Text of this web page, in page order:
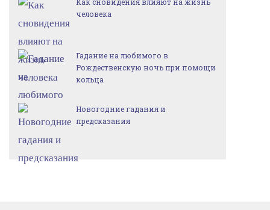
человека
Гадание на любимого в
Рождественскую ночь при помощи
кольца
Новогодние гадания и
предсказания